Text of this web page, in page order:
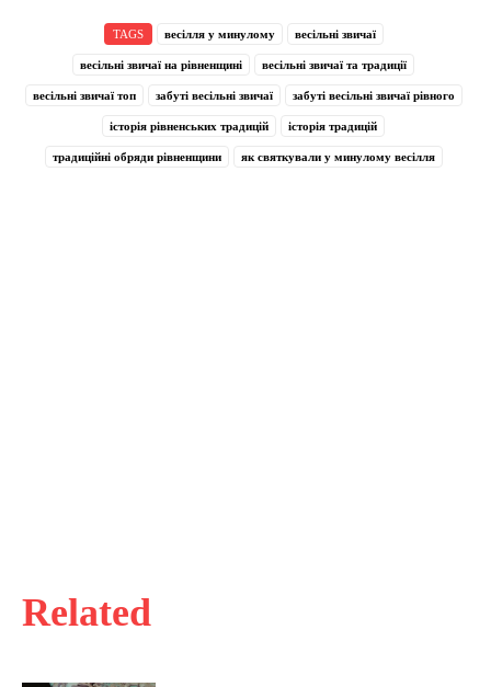
Related
TAGS весілля у минулому весільні звичаї
весільні звичаї на рівненщині весільні звичаї та традиції
весільні звичаї топ забуті весільні звичаї забуті весільні звичаї рівного
історія рівненських традицій історія традицій
традиційні обряди рівненщини як святкували у минулому весілля